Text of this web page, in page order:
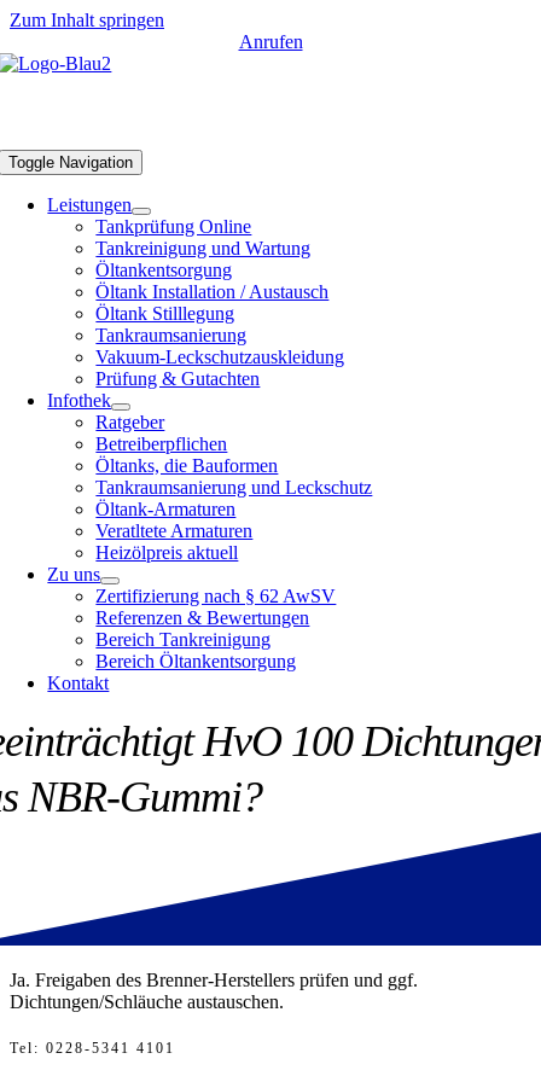
Zum Inhalt springen
Anrufen
Toggle Navigation
Leistungen
Tankprüfung Online
Tankreinigung und Wartung
Öltankentsorgung
Öltank Installation / Austausch
Öltank Stilllegung
Tankraumsanierung
Vakuum-Leckschutzauskleidung
Prüfung & Gutachten
Infothek
Ratgeber
Betreiberpflichen
Öltanks, die Bauformen
Tankraumsanierung und Leckschutz
Öltank-Armaturen
Veratltete Armaturen
Heizölpreis aktuell
Zu uns
Zertifizierung nach § 62 AwSV
Referenzen & Bewertungen
Bereich Tankreinigung
Bereich Öltankentsorgung
Kontakt
HvO 100
NBR-Gummi?
Ja. Freigaben des Brenner-Herstellers prüfen und ggf.
Dichtungen/Schläuche austauschen.
Tel : 0228-5341 4101